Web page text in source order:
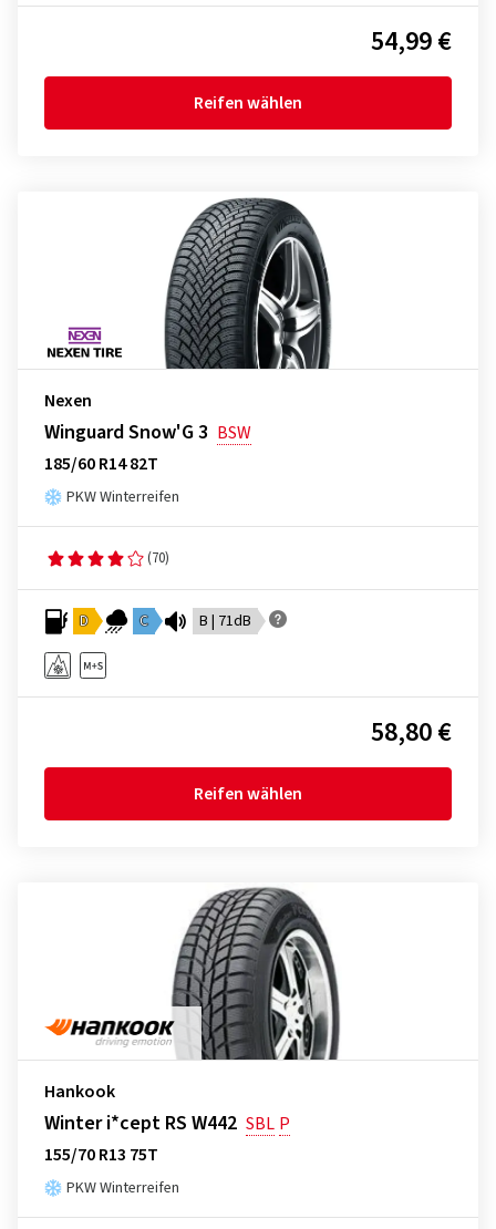
54,99 €
Reifen wählen
Nexen
Winguard Snow'G 3 BSW
185/60 R14 82T
PKW Winterreifen
(70)
D C B | 71dB
58,80 €
Reifen wählen
Hankook
Winter i*cept RS W442 SBL P
155/70 R13 75T
PKW Winterreifen